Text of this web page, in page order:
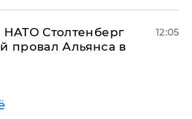
Столтенберг
провал Альянса в
12:05